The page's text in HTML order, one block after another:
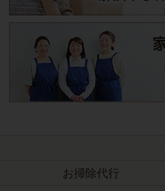
お掃除代行